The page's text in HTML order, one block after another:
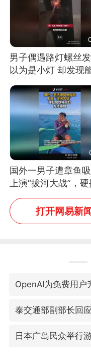
男子偶遇路灯螺丝
以为是小灯 却发现
燃香烟 当事人：已
处理
国外一男子遭章鱼吸
上演“拔河大战”，硬
铁棒敲打方才挣脱
打开网易新